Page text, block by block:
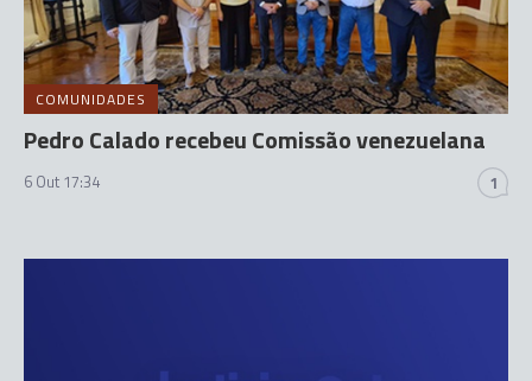
COMUNIDADES
Pedro Calado recebeu Comissão venezuelana
6 Out 17:34 1